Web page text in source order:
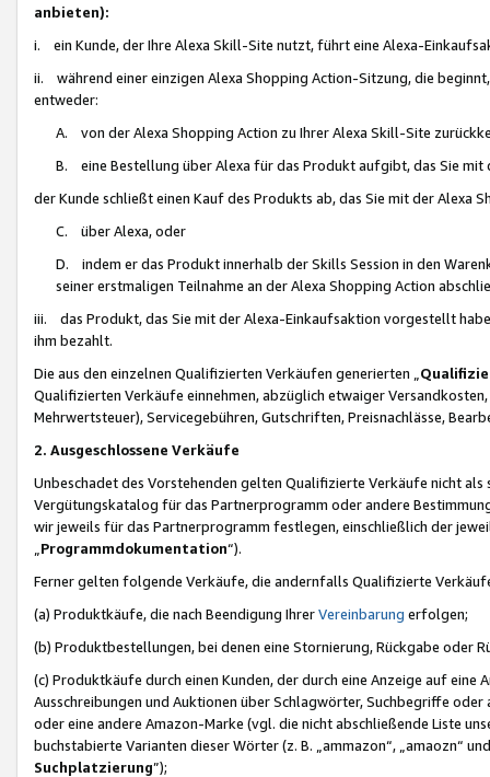
anbieten):
i. ein Kunde, der Ihre Alexa Skill-Site nutzt, führt eine Alexa-
ii. während einer einzigen Alexa Shopping Action-Sitzung, die
entweder:
A. von der Alexa Shopping Action zu Ihrer Alexa Skill-Site
B. eine Bestellung über Alexa für das Produkt aufgibt, das Sie mit
der Kunde schließt einen Kauf des Produkts ab, das Sie mit der Alexa
C. über Alexa, oder
D. indem er das Produkt innerhalb der Skills Session in den
seiner erstmaligen Teilnahme an der Alexa Shopping Action
iii. das Produkt, das Sie mit der Alexa-Einkaufsaktion vorgestellt
ihm bezahlt.
Die aus den einzelnen Qualifizierten Verkäufen generierten „
Qualifizierten Verkäufe einnehmen, abzüglich etwaiger
Mehrwertsteuer), Servicegebühren, Gutschriften, Preisnachlässe,
2. Ausgeschlossene Verkäufe
Unbeschadet des Vorstehenden gelten Qualifizierte Verkäufe nicht
Vergütungskatalog für das Partnerprogramm oder andere
wir jeweils für das Partnerprogramm festlegen, einschließlich der
Programmdokumentation“).
Ferner gelten folgende Verkäufe, die andernfalls Qualifizierte
(a) Produktkäufe, die nach Beendigung IhrerVereinbarung erfolgen;
(b) Produktbestellungen, bei denen eine Stornierung, Rückgabe oder
(c) Produktkäufe durch einen Kunden, der durch eine Anzeige auf
Ausschreibungen und Auktionen über Schlagwörter, Suchbegriffe
oder eine andere Amazon-Marke (vgl. die nicht abschließende Liste
buchstabierte Varianten dieser Wörter (z. B. „ammazon“, „amaozn“
Suchplatzierung”);